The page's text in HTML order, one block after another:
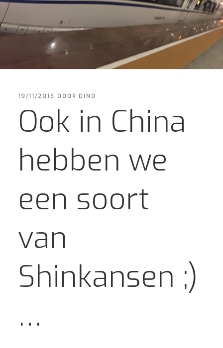
GEPLAATST
19/11/2015 DOOR DINO
Ook in China
hebben we
een soort
van
Shinkansen ;)
…